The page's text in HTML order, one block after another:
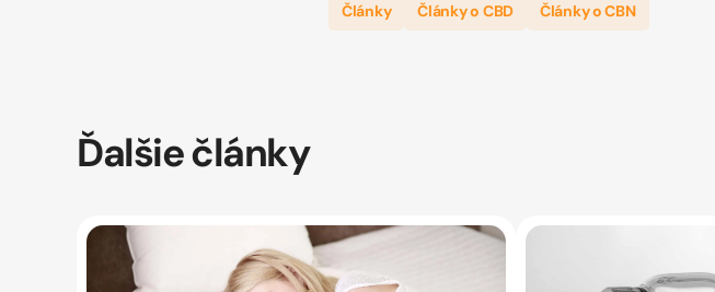
Články Články o CBD Články o CBN
Ďalšie články